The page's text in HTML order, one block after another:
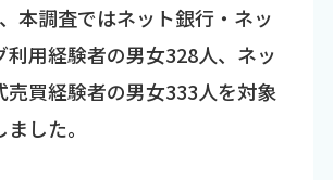
本調査ではネット銀行・ネッ
利用経験者の男女328人、ネッ
売買経験者の男女333人を対象
した。